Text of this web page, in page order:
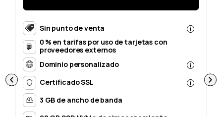
Sin punto de venta
0 % en tarifas por uso de tarjetas con
proveedores externos
Dominio personalizado
Certificado SSL
3 GB de ancho de banda